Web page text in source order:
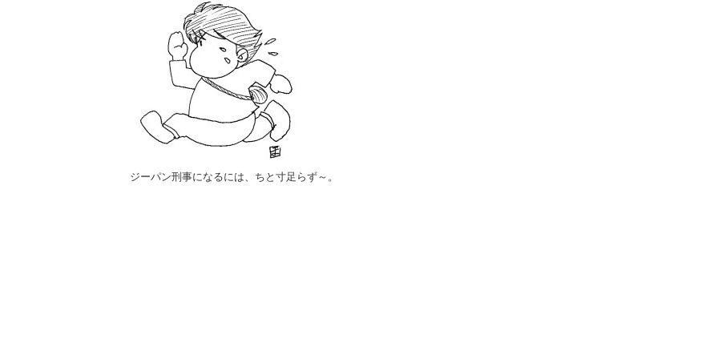
ジーパン刑事になるには、ちと寸足らず～。